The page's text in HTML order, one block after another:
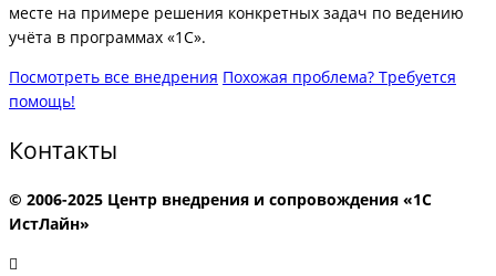
месте на примере решения конкретных задач по ведению
учёта в программах «1С».
Посмотреть все внедрения Похожая проблема? Требуется
помощь!
Контакты
© 2006-2025 Центр внедрения и сопровождения «1С
ИстЛайн»